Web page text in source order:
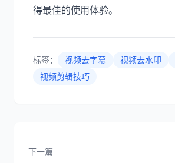
得最佳的使用体验。
标签： 视频去字幕 视频去水印
视频剪辑技巧
下一篇